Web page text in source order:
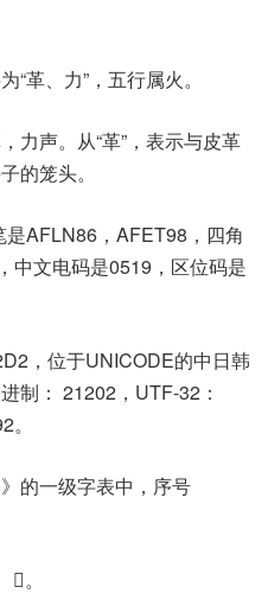
“革、力”，五行属火。
力声。从“革”，表示与皮革
的笼头。
是AFLN86，AFET98，四角
中文电码是0519，区位码是
，位于UNICODE的中日韩
制： 21202，UTF-32：
的一级字表中，序号
。